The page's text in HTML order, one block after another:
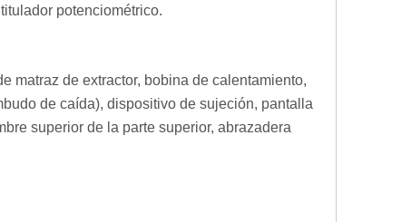
potenciométrico.
matraz de extractor, bobina de calentamiento,
de caída), dispositivo de sujeción, pantalla
superior de la parte superior, abrazadera